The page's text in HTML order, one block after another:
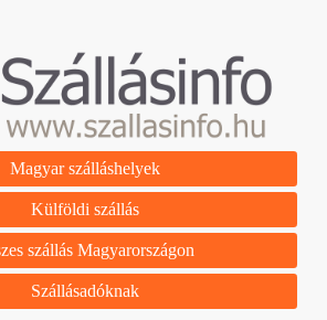
Magyar szálláshelyek
Külföldi szállás
szállás Magyarországon
Szállásadóknak